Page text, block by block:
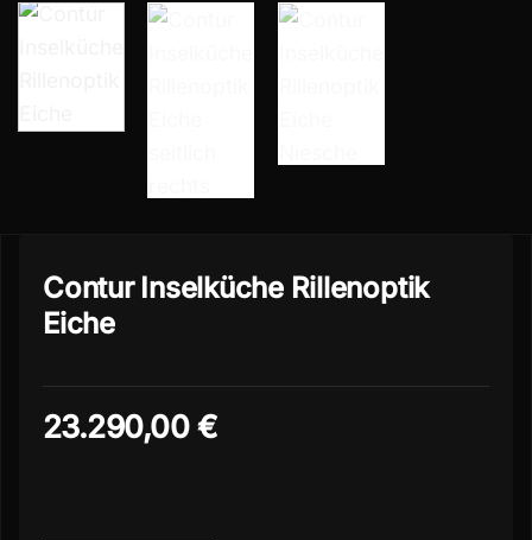
Contur Inselküche Rillenoptik
Eiche
23.290,00€